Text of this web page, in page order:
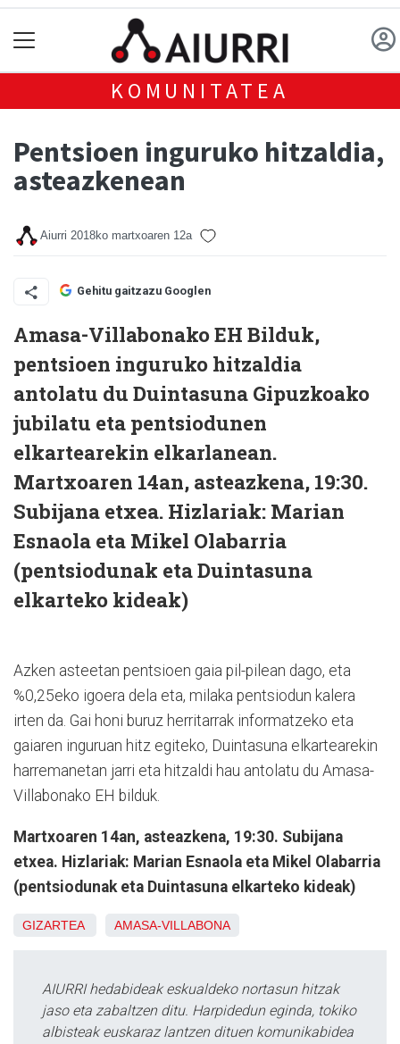
KOMUNITATEA
Pentsioen inguruko hitzaldia,
asteazkenean
Aiurri 2018ko martxoaren 12a
Gehitu gaitzazu Googlen
Amasa-Villabonako EH Bilduk,
pentsioen inguruko hitzaldia
antolatu du Duintasuna Gipuzkoako
jubilatu eta pentsiodunen
elkartearekin elkarlanean.
Martxoaren 14an, asteazkena, 19:30.
Subijana etxea. Hizlariak: Marian
Esnaola eta Mikel Olabarria
(pentsiodunak eta Duintasuna
elkarteko kideak)
Azken asteetan pentsioen gaia pil-pilean dago, eta
%0,25eko igoera dela eta, milaka pentsiodun kalera
irten da. Gai honi buruz herritarrak informatzeko eta
gaiaren inguruan hitz egiteko, Duintasuna elkartearekin
harremanetan jarri eta hitzaldi hau antolatu du Amasa-
Villabonako EH bilduk.
Martxoaren 14an, asteazkena, 19:30. Subijana
etxea. Hizlariak: Marian Esnaola eta Mikel Olabarria
(pentsiodunak eta Duintasuna elkarteko kideak)
GIZARTEA AMASA-VILLABONA
AIURRI hedabideak eskualdeko nortasun hitzak
jaso eta zabaltzen ditu. Harpidedun eginda, tokiko
albisteak euskaraz lantzen dituen komunikabidea